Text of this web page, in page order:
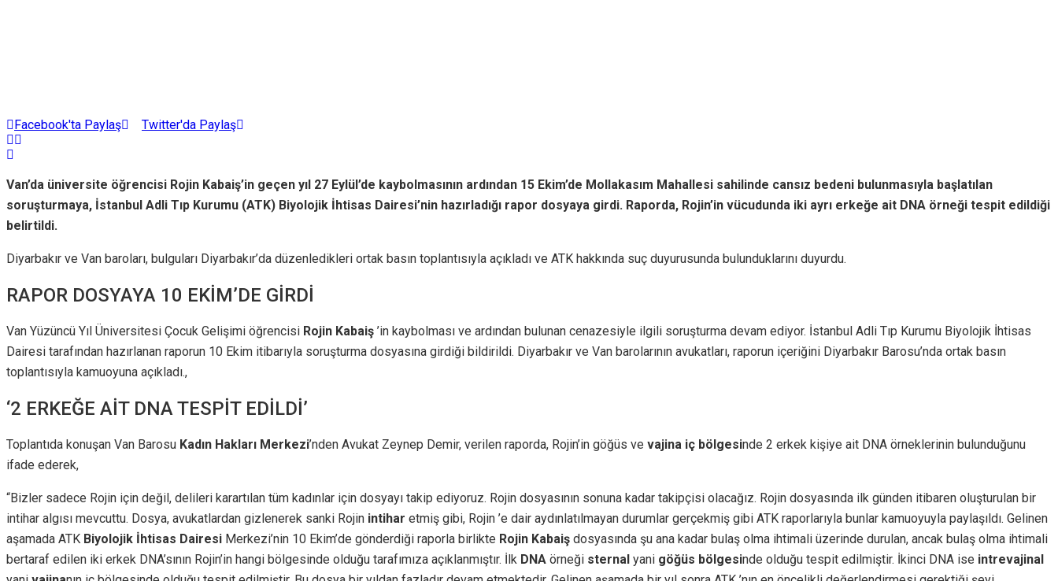
Facebook'ta Paylaş Twitter'da Paylaş
Van’da üniversite öğrencisi Rojin Kabaiş’in geçen yıl 27 Eylül’de kaybolmasının ardından 15 Ekim’de Mollakasım Mahallesi sahilinde cansız bedeni bulunmasıyla başlatılan
soruşturmaya, İstanbul Adli Tıp Kurumu (ATK) Biyolojik İhtisas Dairesi’nin hazırladığı rapor dosyaya girdi. Raporda, Rojin’in vücudunda iki ayrı erkeğe ait DNA örneği tespit edildiği
belirtildi.
Diyarbakır ve Van baroları, bulguları Diyarbakır’da düzenledikleri ortak basın toplantısıyla açıkladı ve ATK hakkında suç duyurusunda bulunduklarını duyurdu.
RAPOR DOSYAYA 10 EKİM’DE GİRDİ
Van Yüzüncü Yıl Üniversitesi Çocuk Gelişimi öğrencisi Rojin Kabaiş ’in kaybolması ve ardından bulunan cenazesiyle ilgili soruşturma devam ediyor. İstanbul Adli Tıp Kurumu Biyolojik İhtisas
Dairesi tarafından hazırlanan raporun 10 Ekim itibarıyla soruşturma dosyasına girdiği bildirildi. Diyarbakır ve Van barolarının avukatları, raporun içeriğini Diyarbakır Barosu’nda ortak basın
toplantısıyla kamuoyuna açıkladı.,
‘2 ERKEĞE AİT DNA TESPİT EDİLDİ’
Toplantıda konuşan Van Barosu Kadın Hakları Merkezi’nden Avukat Zeynep Demir, verilen raporda, Rojin’in göğüs ve vajina iç bölgesinde 2 erkek kişiye ait DNA örneklerinin bulunduğunu
ifade ederek,
“Bizler sadece Rojin için değil, delileri karartılan tüm kadınlar için dosyayı takip ediyoruz. Rojin dosyasının sonuna kadar takipçisi olacağız. Rojin dosyasında ilk günden itibaren oluşturulan bir
intihar algısı mevcuttu. Dosya, avukatlardan gizlenerek sanki Rojin intihar etmiş gibi, Rojin ’e dair aydınlatılmayan durumlar gerçekmiş gibi ATK raporlarıyla bunlar kamuoyuyla paylaşıldı. Gelinen
aşamada ATK Biyolojik İhtisas Dairesi Merkezi’nin 10 Ekim’de gönderdiği raporla birlikte Rojin Kabaiş dosyasında şu ana kadar bulaş olma ihtimali üzerinde durulan, ancak bulaş olma ihtimali
bertaraf edilen iki erkek DNA’sının Rojin’in hangi bölgesinde olduğu tarafımıza açıklanmıştır. İlk DNA örneği sternal yani göğüs bölgesinde olduğu tespit edilmiştir. İkinci DNA ise intrevajinal